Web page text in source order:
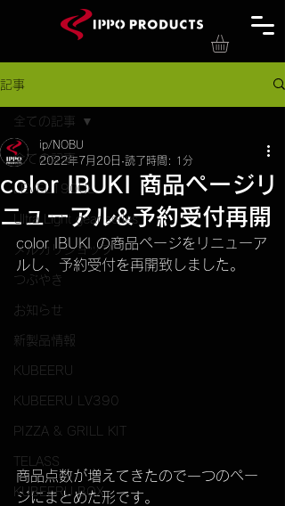
記事
全ての記事
LEVEL190UL
Ultra Light gear series
メルカリショップ
つぶやき
お知らせ
新製品情報
KUBEERU
KUBEERU LV390
PIZZA & GRILL KIT
TELASS
KUBEERU BOX
全ての記事
color IBUKI 商品ページリ
ニューアル&予約受付再開
ip/NOBU
2022年7月20日 読了時間: 1分
color IBUKI の商品ページをリニューア
ルし、予約受付を再開致しました。
商品点数が増えてきたので一つのペー
ジにまとめた形です。